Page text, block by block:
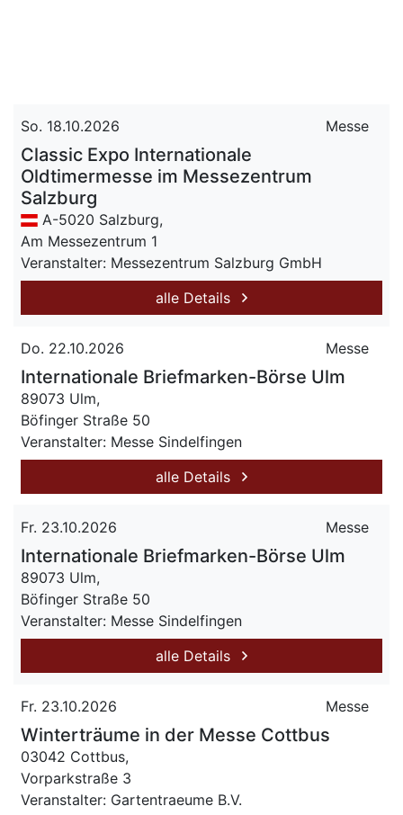
So. 18.10.2026 Messe
Classic Expo Internationale
Oldtimermesse im Messezentrum
Salzburg
A-5020 Salzburg,
Am Messezentrum 1
Veranstalter: Messezentrum Salzburg GmbH
alle Details
Do. 22.10.2026 Messe
Internationale Briefmarken-Börse Ulm
89073 Ulm,
Böfinger Straße 50
Veranstalter: Messe Sindelfingen
alle Details
Fr. 23.10.2026 Messe
Internationale Briefmarken-Börse Ulm
89073 Ulm,
Böfinger Straße 50
Veranstalter: Messe Sindelfingen
alle Details
Fr. 23.10.2026 Messe
Winterträume in der Messe Cottbus
03042 Cottbus,
Vorparkstraße 3
Veranstalter: Gartentraeume B.V.